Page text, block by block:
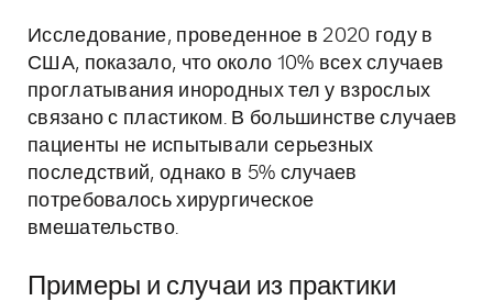
Исследование, проведенное в 2020 году в
США, показало, что около 10% всех случаев
проглатывания инородных тел у взрослых
связано с пластиком. В большинстве случаев
пациенты не испытывали серьезных
последствий, однако в 5% случаев
потребовалось хирургическое
вмешательство.
Примеры и случаи из практики